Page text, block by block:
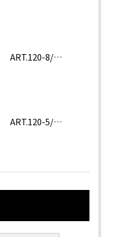
ART.120-8/62 ROSA
ART.120-5/62 Amethyst